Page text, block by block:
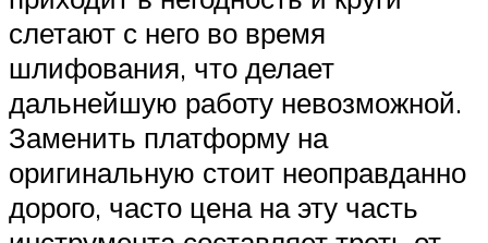
слетают с него во время
шлифования, что делает
дальнейшую работу невозможной.
Заменить платформу на
оригинальную стоит неоправданно
дорого, часто цена на эту часть